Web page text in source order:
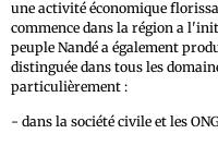
une activité économique
commence dans la région a
peuple Nandé a également
distinguée dans tous les
particulièrement :
- dans la société civile et les